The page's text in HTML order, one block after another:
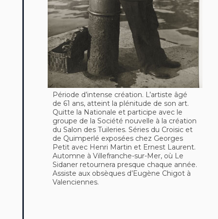
Période d’intense création. L’artiste âgé
de 61 ans, atteint la plénitude de son art.
Quitte la Nationale et participe avec le
groupe de la Société nouvelle à la création
du Salon des Tuileries. Séries du Croisic et
de Quimperlé exposées chez Georges
Petit avec Henri Martin et Ernest Laurent.
Automne à Villefranche-sur-Mer, où Le
Sidaner retournera presque chaque année.
Assiste aux obsèques d’Eugène Chigot à
Valenciennes.